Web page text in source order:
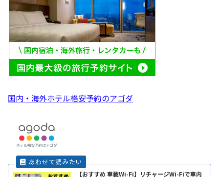
国内・海外ホテル格安予約のアゴダ
【おすすめ 車載Wi-Fi】リチャージWi-Fiで車内